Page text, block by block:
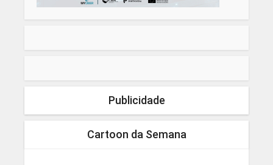
Publicidade
Cartoon da Semana